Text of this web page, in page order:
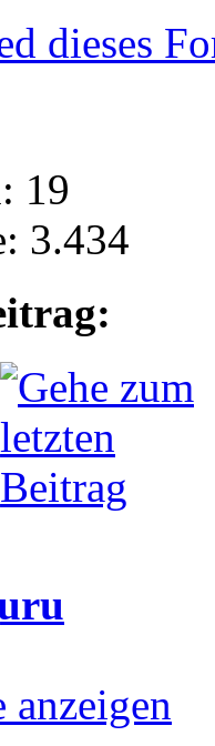
dieses
19
3.434
anzeigen